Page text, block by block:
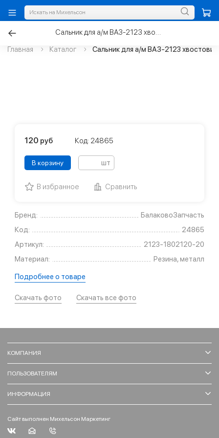
Главная Каталог Сальник для а/м ВАЗ-2123
Бренд:
БалаковоЗапчасть
Код:
24865
Артикул:
2123-1802120-20
Материал:
Резина, металл
Подробнее о товаре
Скачать фото Скачать все фото
120 руб Код: 24865
В корзину шт
В избранное Сравнить
КОМПАНИЯ
ПОЛЬЗОВАТЕЛЯМ
ИНФОРМАЦИЯ
Сайт выполнен Михельсон Маркетинг